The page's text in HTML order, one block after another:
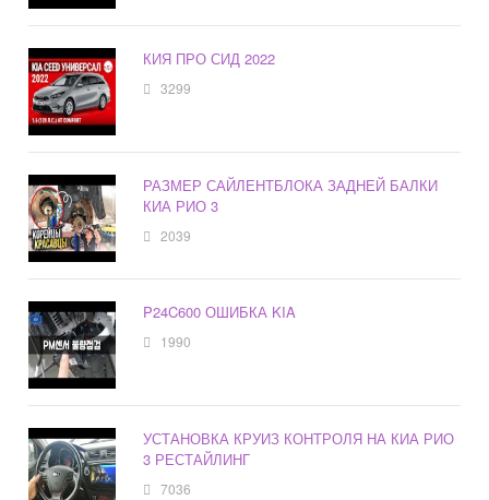
КИЯ ПРО СИД 2022
3299
РАЗМЕР САЙЛЕНТБЛОКА ЗАДНЕЙ БАЛКИ
КИА РИО 3
2039
P24C600 ОШИБКА KIA
1990
УСТАНОВКА КРУИЗ КОНТРОЛЯ НА КИА РИО
3 РЕСТАЙЛИНГ
7036